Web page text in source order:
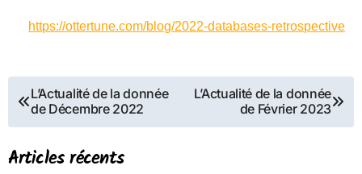
https://ottertune.com/blog/2022-databases-retrospective
Navigation
de
l’article
L’Actualité de la donnée
de Décembre 2022
L’Actualité de la donnée
de Février 2023
Articles récents